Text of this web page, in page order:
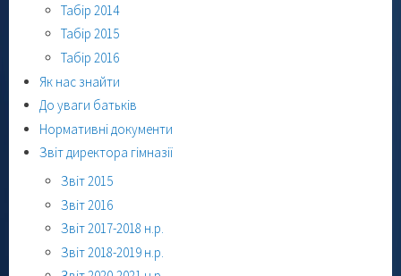
Табір 2014
Табір 2015
Табір 2016
Як нас знайти
До уваги батьків
Нормативні документи
Звіт директора гімназії
Звіт 2015
Звіт 2016
Звіт 2017-2018 н.р.
Звіт 2018-2019 н.р.